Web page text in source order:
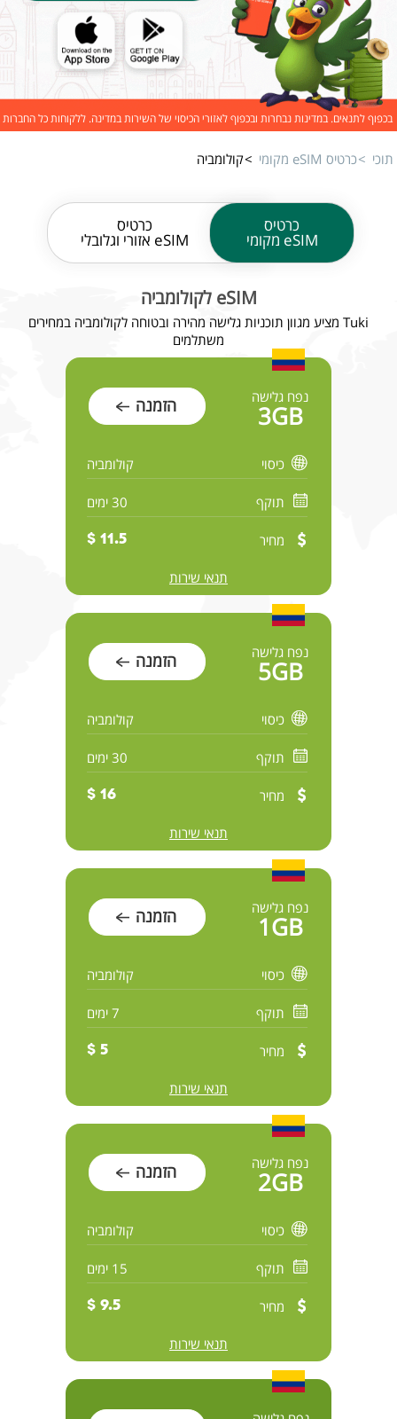
בכפוף לתנאים. במדינות נבחרות ובכפוף לאזורי הכיסוי של השירות במדינה. ללקוחות כל החברות
תוכי כרטיס eSIM מקומי קולומביה
כרטיס
eSIM מקומי
כרטיס
eSIM אזורי וגלובלי
eSIM לקולומביה
Tuki מציע מגוון תוכניות גלישה מהירה ובטוחה לקולומביה במחירים
משתלמים
נפח גלישה
3GB הזמנה
כיסוי קולומביה
תוקף 30 ימים
מחיר 11.5 $
תנאי שירות
נפח גלישה
5GB הזמנה
כיסוי קולומביה
תוקף 30 ימים
מחיר 16 $
תנאי שירות
נפח גלישה
1GB הזמנה
כיסוי קולומביה
תוקף 7 ימים
מחיר 5 $
תנאי שירות
נפח גלישה
2GB הזמנה
כיסוי קולומביה
תוקף 15 ימים
מחיר 9.5 $
תנאי שירות